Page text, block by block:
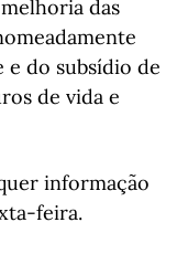
das
e do subsídio de
de vida e
informação
feira.